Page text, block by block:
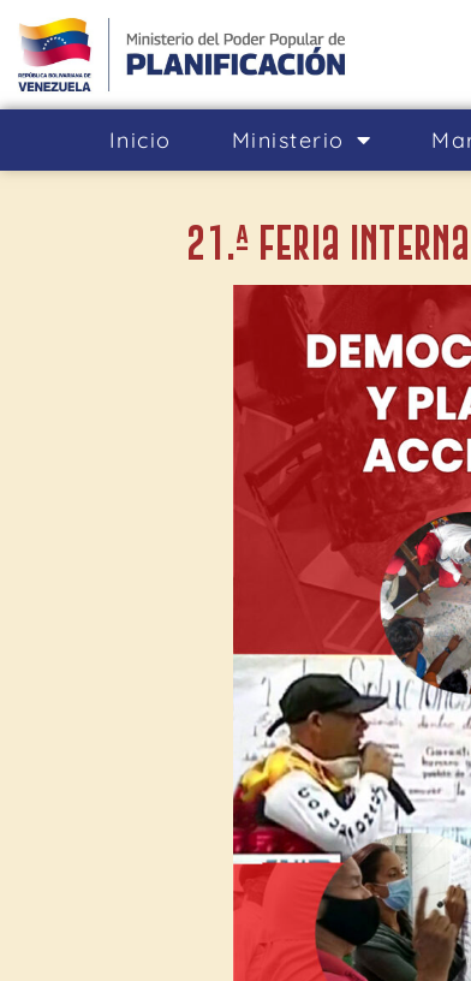
Inicio Ministerio
21.ª Feria